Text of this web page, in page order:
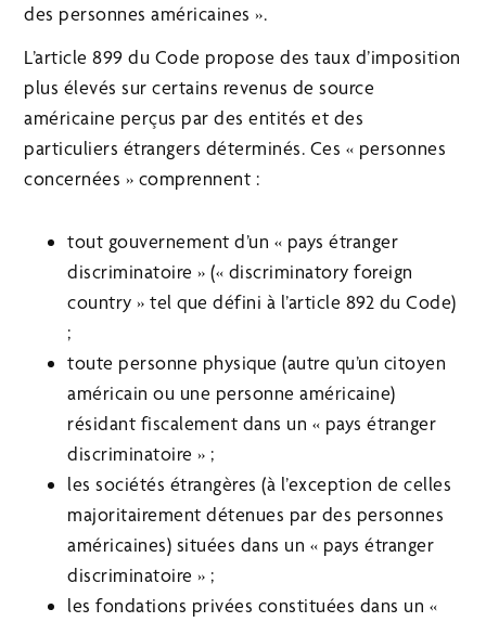
des personnes américaines ».
L’article 899 du Code propose des taux d’imposition
plus élevés sur certains revenus de source
américaine perçus par des entités et des
particuliers étrangers déterminés. Ces « personnes
concernées » comprennent :
tout gouvernement d’un « pays étranger
discriminatoire » (« discriminatory foreign
country » tel que défini à l’article 892 du Code)
;
toute personne physique (autre qu’un citoyen
américain ou une personne américaine)
résidant fiscalement dans un « pays étranger
discriminatoire » ;
les sociétés étrangères (à l’exception de celles
majoritairement détenues par des personnes
américaines) situées dans un « pays étranger
discriminatoire » ;
les fondations privées constituées dans un «